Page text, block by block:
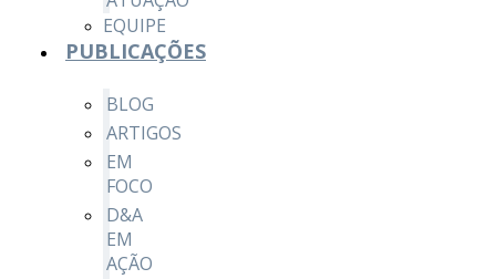
EQUIPE
PUBLICAÇÕES
BLOG
ARTIGOS
EM
FOCO
D&A
EM
AÇÃO